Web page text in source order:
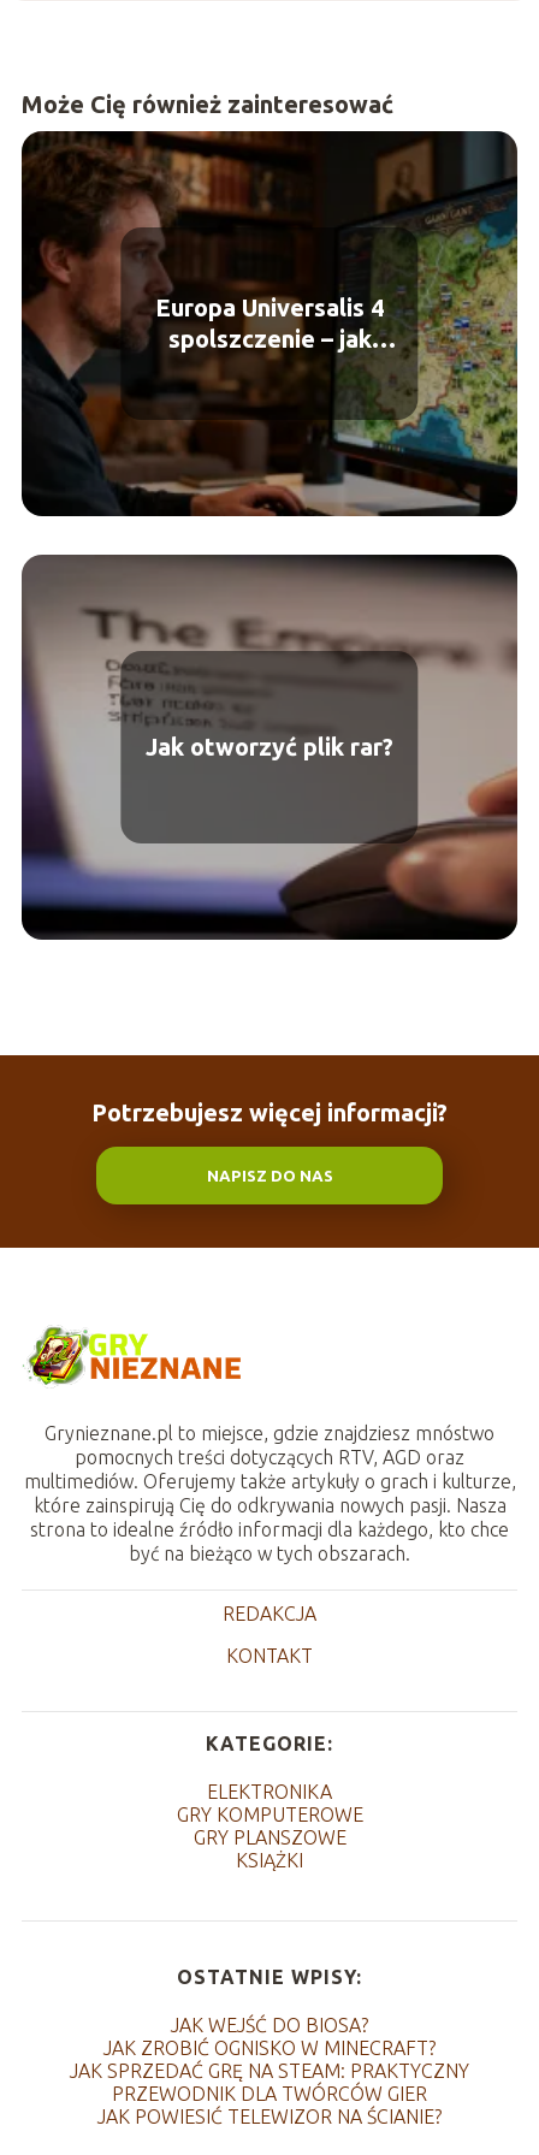
Może Cię również zainteresować
Europa Universalis 4
spolszczenie – jak
zainstalować?
Jak otworzyć plik rar?
Potrzebujesz więcej informacji?
NAPISZ DO NAS
Grynieznane.pl to miejsce, gdzie znajdziesz mnóstwo
pomocnych treści dotyczących RTV, AGD oraz
multimediów. Oferujemy także artykuły o grach i kulturze,
które zainspirują Cię do odkrywania nowych pasji. Nasza
strona to idealne źródło informacji dla każdego, kto chce
być na bieżąco w tych obszarach.
REDAKCJA
KONTAKT
KATEGORIE:
ELEKTRONIKA
GRY KOMPUTEROWE
GRY PLANSZOWE
KSIĄŻKI
OSTATNIE WPISY:
JAK WEJŚĆ DO BIOSA?
JAK ZROBIĆ OGNISKO W MINECRAFT?
JAK SPRZEDAĆ GRĘ NA STEAM: PRAKTYCZNY
PRZEWODNIK DLA TWÓRCÓW GIER
JAK POWIESIĆ TELEWIZOR NA ŚCIANIE?